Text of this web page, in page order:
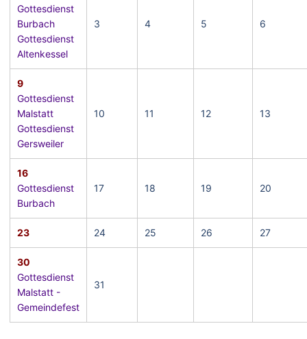
Gottesdienst
Burbach
Gottesdienst
Altenkessel
3 4 5 6
9
Gottesdienst
Malstatt
Gottesdienst
Gersweiler
10 11 12 13
16
Gottesdienst
Burbach
17 18 19 20
23 24 25 26 27
30
Gottesdienst
Malstatt -
Gemeindefest
31